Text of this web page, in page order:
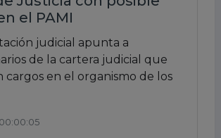
el PAMI
judicial apunta a
de la cartera judicial que
cargos en el organismo de los